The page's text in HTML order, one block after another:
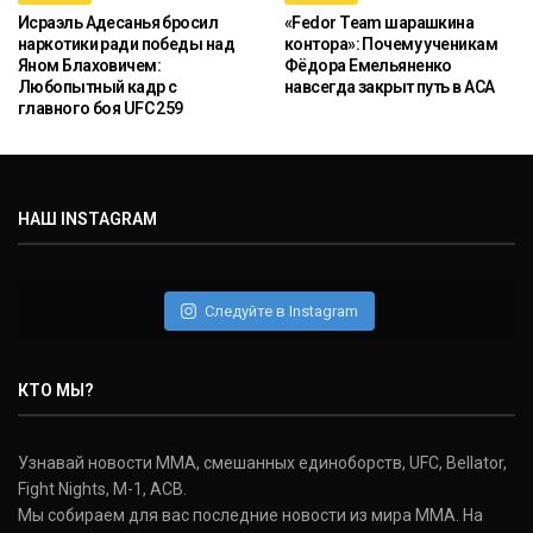
Исраэль Адесанья бросил
наркотики ради победы над
Яном Блаховичем:
Любопытный кадр с
главного боя UFC 259
«Fedor Team шарашкина
контора»: Почему ученикам
Фёдора Емельяненко
навсегда закрыт путь в ACA
НАШ INSTAGRAM
Следуйте в Instagram
КТО МЫ?
Узнавай новости ММА, смешанных единоборств, UFC, Bellator,
Fight Nights, M-1, ACB.
Мы собираем для вас последние новости из мира ММА. На